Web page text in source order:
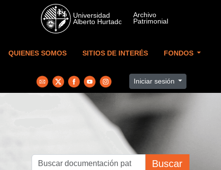
Skip to main content
QUIENES SOMOS SITIOS DE INTERÉS FONDOS
Iniciar sesión
Buscar